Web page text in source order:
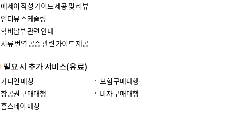
에세이 작성 가이드 제공 및 리뷰
인터뷰 스케줄링
학비납부 관련 안내
서류 번역 공증 관련 가이드 제공
필요 시 추가 서비스(유료)
가디언 매칭
보험 구매대행
항공권 구매대행
비자 구매대행
홈스테이 매칭